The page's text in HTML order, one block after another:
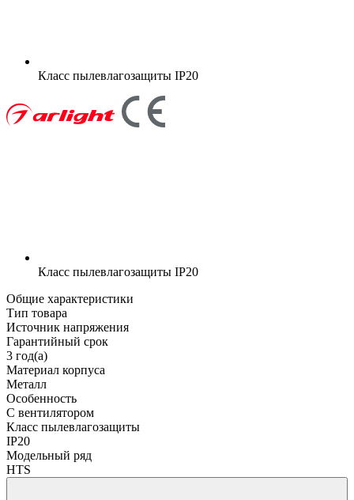
Класс пылевлагозащиты IP20
Класс пылевлагозащиты IP20
Общие характеристики
Тип товара
Источник напряжения
Гарантийный срок
3 год(а)
Материал корпуса
Металл
Особенность
С вентилятором
Класс пылевлагозащиты
IP20
Модельный ряд
HTS